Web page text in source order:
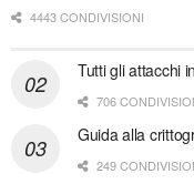
4443 CONDIVISIONI
Tutti gli attacchi
706
Guida alla
249